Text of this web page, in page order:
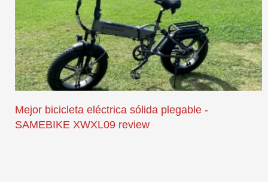
Mejor bicicleta eléctrica sólida plegable -
SAMEBIKE XWXL09 review